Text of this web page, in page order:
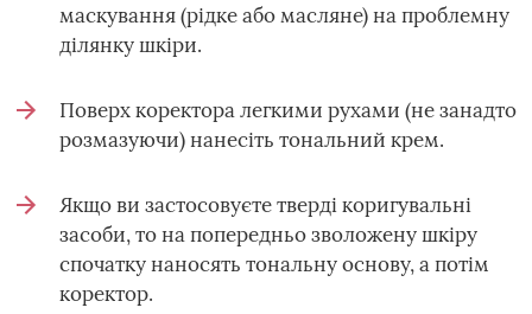
маскування (рідке або масляне) на проблемну
ділянку шкіри.
Поверх коректора легкими рухами (не занадто
розмазуючи) нанесіть тональний крем.
Якщо ви застосовуєте тверді коригувальні
засоби, то на попередньо зволожену шкіру
спочатку наносять тональну основу, а потім
коректор.